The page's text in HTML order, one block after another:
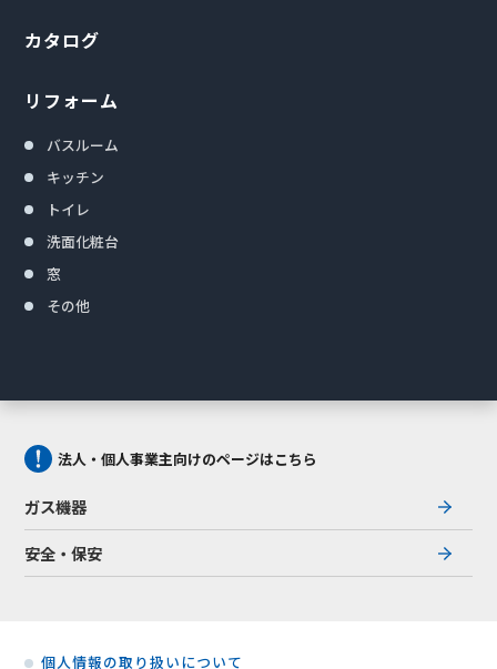
カタログ
リフォーム
バスルーム
キッチン
トイレ
洗面化粧台
窓
その他
法人・個人事業主向けのページはこちら
ガス機器
安全・保安
個人情報の取り扱いについて